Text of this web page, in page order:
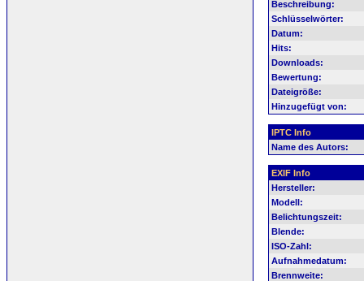
Beschreibung:
Schlüsselwörter:
Datum:
Hits:
Downloads:
Bewertung:
Dateigröße:
Hinzugefügt von:
IPTC Info
Name des Autors:
EXIF Info
Hersteller:
Modell:
Belichtungszeit:
Blende:
ISO-Zahl:
Aufnahmedatum:
Brennweite: